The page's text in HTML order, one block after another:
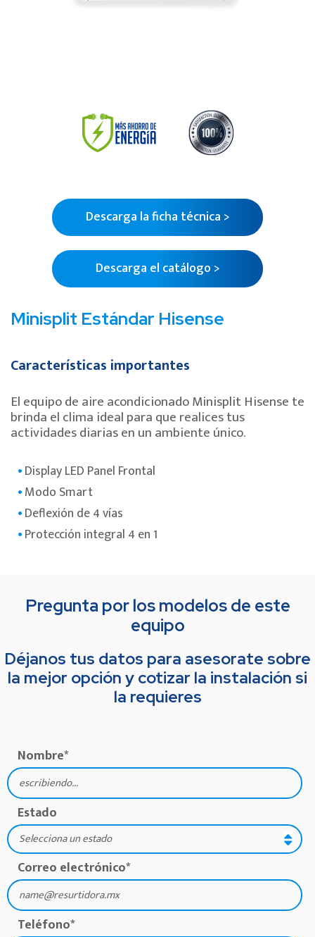
Descarga la ficha técnica >
Descarga el catálogo >
Minisplit Estándar Hisense
Características importantes
El equipo de aire acondicionado Minisplit Hisense te
brinda el clima ideal para que realices tus
actividades diarias en un ambiente único.
Display LED Panel Frontal
Modo Smart
Deflexión de 4 vías
Protección integral 4 en 1
Pregunta por los modelos de este
equipo
Déjanos tus datos para asesorate sobre
la mejor opción y cotizar la instalación si
la requieres
Nombre*
Estado
Correo electrónico*
Teléfono*